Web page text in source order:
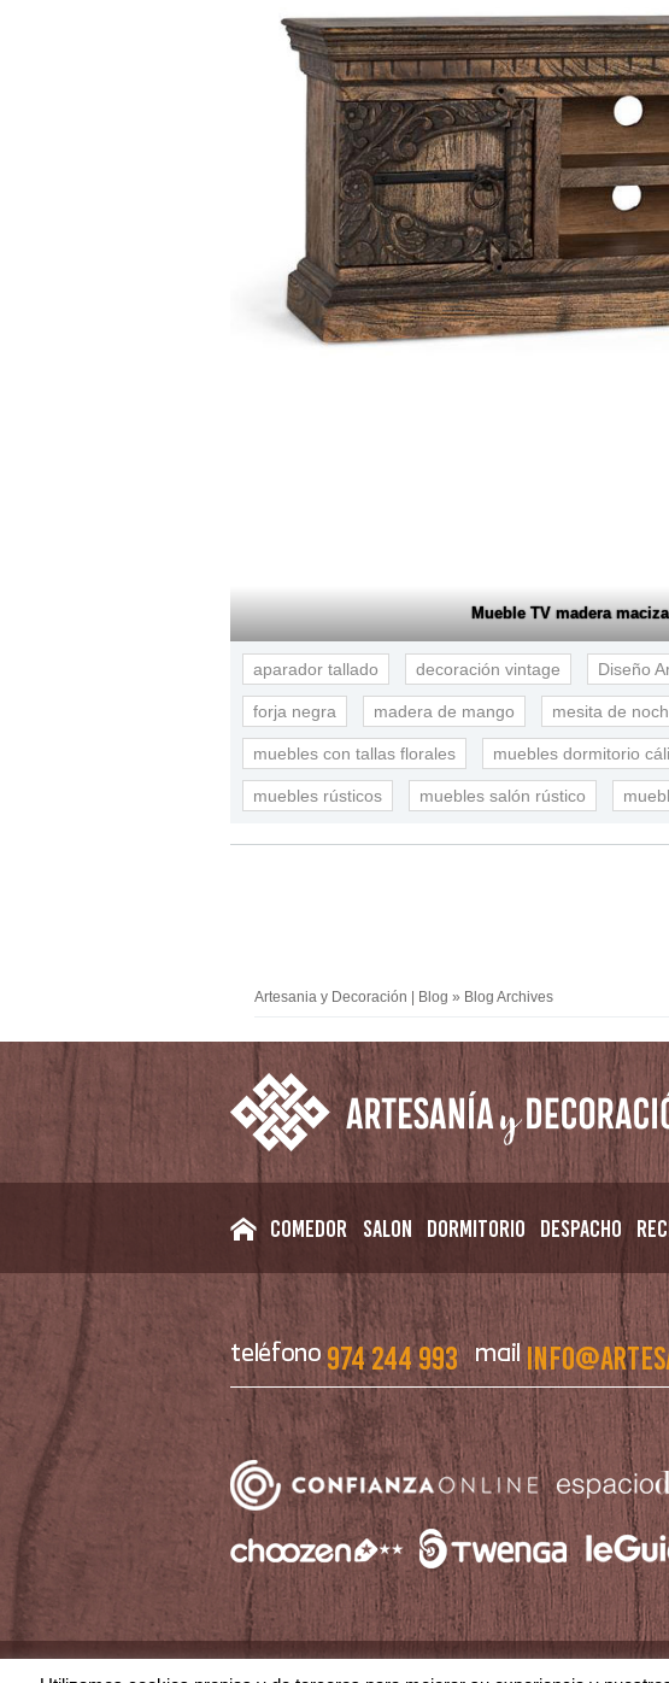
Mueble TV madera
aparador tallado decoración vintage Diseño
forja negra madera de mango mesita de
muebles con tallas florales muebles dormitorio
muebles rústicos muebles salón rústico
Artesania y Decoración | Blog » Blog Archives
Comedor Salon Dormitorio Despacho
teléfono 974 244 993 mail